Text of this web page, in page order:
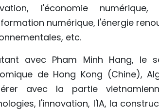
l'économie
numérique, l'énergie
etc.
avec Pham Minh Hang, le
de Hong Kong (Chine),
avec la partie
l'innovation, l'IA, la